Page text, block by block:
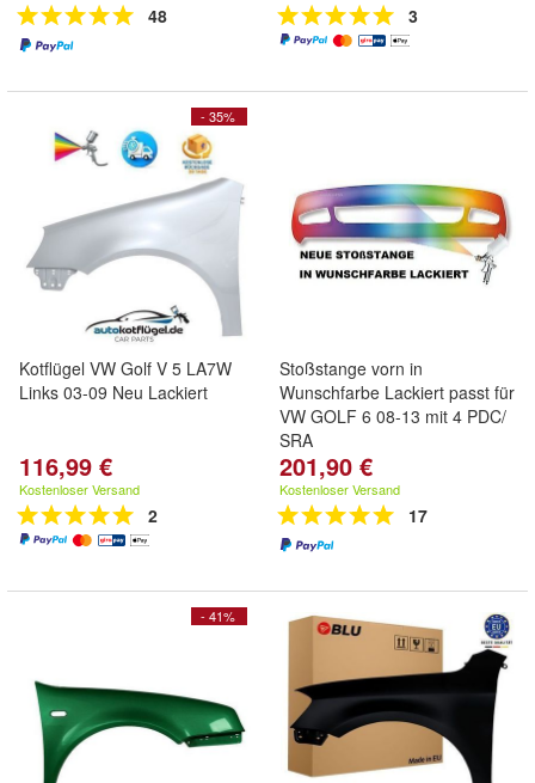
48 3
- 35%
Kotflügel VW Golf V 5 LA7W
Links 03-09 Neu Lackiert
116,99 €
Kostenloser Versand
2
Stoßstange vorn in
Wunschfarbe Lackiert passt für
VW GOLF 6 08-13 mit 4 PDC/
SRA
201,90 €
Kostenloser Versand
17
- 41%